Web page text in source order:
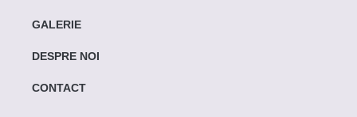
GALERIE
DESPRE NOI
CONTACT